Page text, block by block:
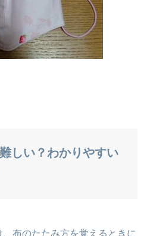
しい？わかりやすい
、布のたたみ方を覚えるときに